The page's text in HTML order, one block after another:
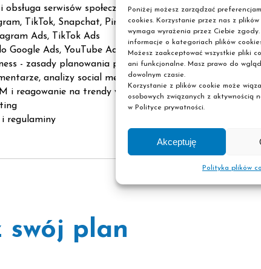
Poniżej możesz zarządzać
cookies. Korzystanie przez nas z
wymaga wyrażenia przez Ciebie
informacje o kategoriach plików
Możesz zaakceptować wszystkie pliki
ani funkcjonalne. Masz prawo do
dowolnym czasie.
Korzystanie z plików cookie może
osobowych związanych z aktywnością
w Polityce prywatności.
Akceptuję
Polityka plików
obsługa serwisów społecznościowych takich jak:
TikTok, Snapchat, Pinterest
Ads, TikTok Ads
Google Ads, YouTube Ads, Linkedin Ads
- zasady planowania postów, reagowania na
analizy social mediów
i reagowanie na trendy w internecie
i regulaminy
swój plan